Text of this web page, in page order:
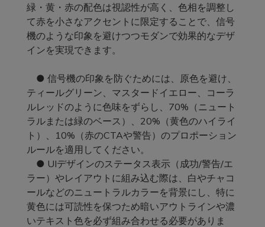
緑・黄・赤の配色は視認性が高く、色相を調整し
て赤を小さなアクセントに限定することで、信号
機のような印象を避けつつモダンで効果的なデザ
インを実現できます。
● 信号機の印象を防ぐためには、原色を避け、
ティールグリーン、マスタードイエロー、コーラ
ルレッドのように色味をずらし、70%（ニュート
ラルまたは緑のベース）、20%（黄色のハイライ
ト）、10%（赤のCTAや警告）のプロポーション
ルールを適用してください。
● UIデザインのステータス表示（成功/警告/エ
ラー）やレイアウトに組み込む際は、白やチャコ
ールなどのニュートラルカラーを背景にし、特に
黄色には可読性を保つため暗いアウトラインや濃
いテキスト色を必ず組み合わせる必要がありま